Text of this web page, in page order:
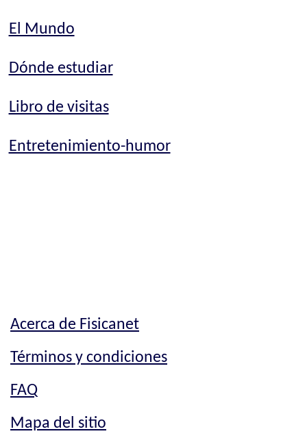
El Mundo
Dónde estudiar
Libro de visitas
Entretenimiento-humor
Acerca de Fisicanet
Términos y condiciones
FAQ
Mapa del sitio